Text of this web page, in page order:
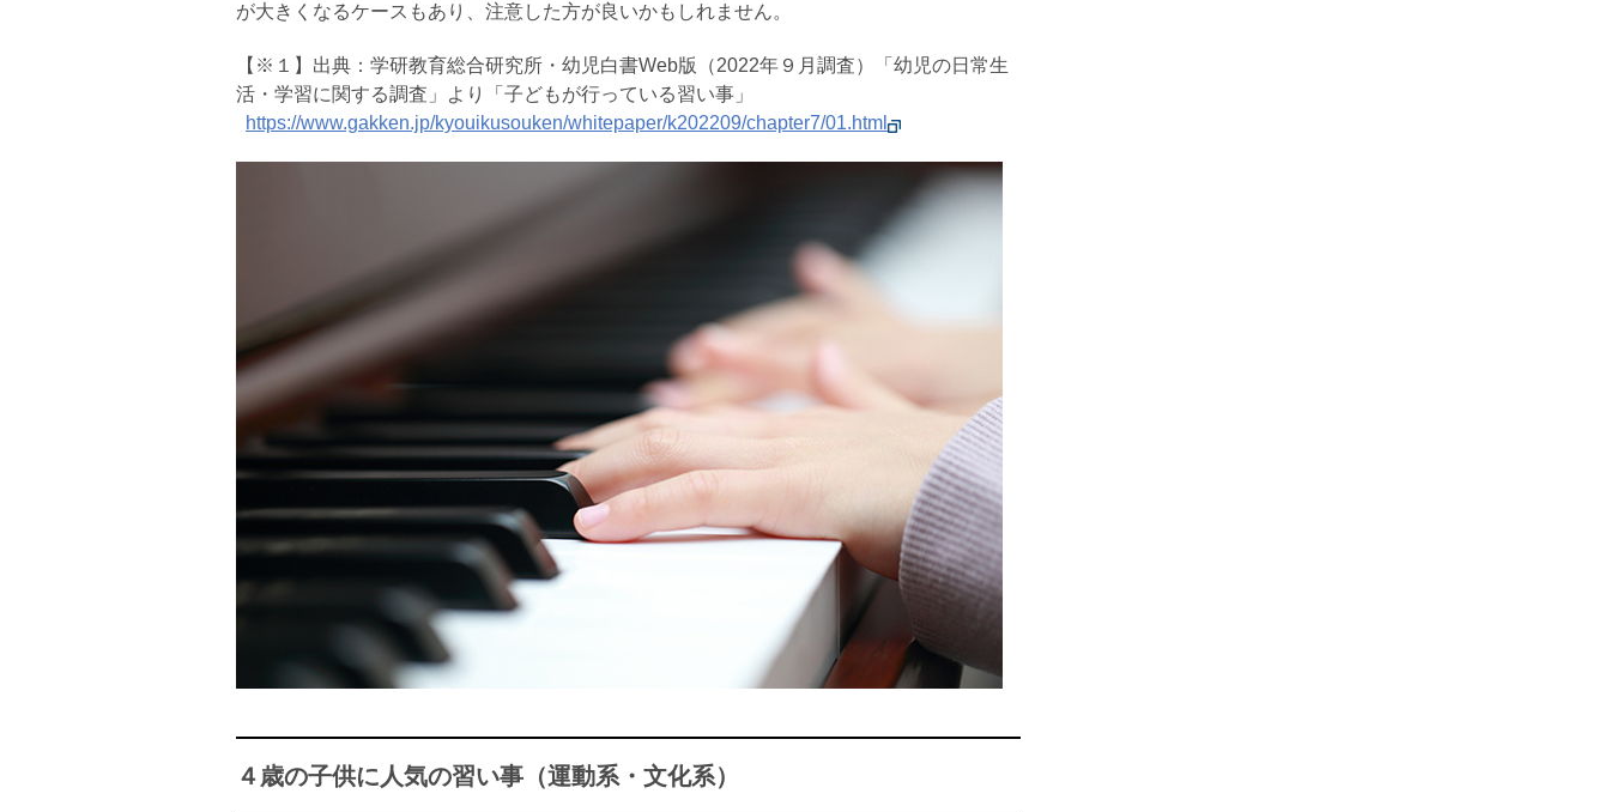
が大きくなるケースもあり、注意した方が良いかもしれません。
【※１】出典：学研教育総合研究所・幼児白書Web版（2022年９月調査）「幼児の日常生
活・学習に関する調査」より「子どもが行っている習い事」
https://www.gakken.jp/kyouikusouken/whitepaper/k202209/chapter7/01.html
４歳の子供に人気の習い事（運動系・文化系）